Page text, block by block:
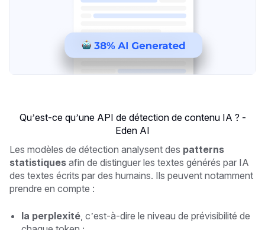
Qu’est-ce qu’une API de détection de contenu IA ? -
Eden AI
Les modèles de détection analysent des patterns
statistiques afin de distinguer les textes générés par IA
des textes écrits par des humains. Ils peuvent notamment
prendre en compte :
la perplexité , c’est-à-dire le niveau de prévisibilité de